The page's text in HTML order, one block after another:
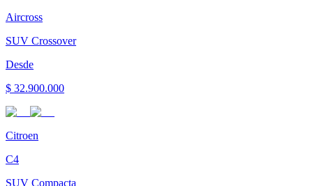
Aircross
SUV Crossover
Desde
$ 32.900.000
Citroen
C4
SUV Compacta